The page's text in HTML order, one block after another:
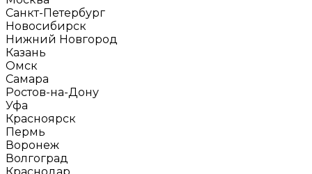
Санкт-Петербург
Новосибирск
Нижний Новгород
Казань
Омск
Самара
Ростов-на-Дону
Уфа
Красноярск
Пермь
Воронеж
Волгоград